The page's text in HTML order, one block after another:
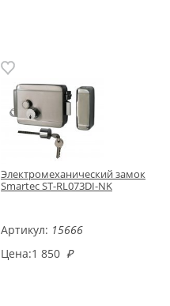
Электромеханический замок
Smartec ST-RL073DI-NK
Артикул: 15666
Цена:1 850 ₽